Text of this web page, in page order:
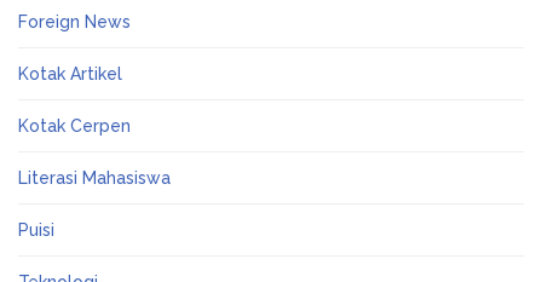
Foreign News
Kotak Artikel
Kotak Cerpen
Literasi Mahasiswa
Puisi